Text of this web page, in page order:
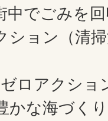
中でごみを
ション（清
ロアクショ
かな海づく